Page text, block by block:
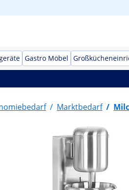
Gastro Möbel
/ Marktbedarf /